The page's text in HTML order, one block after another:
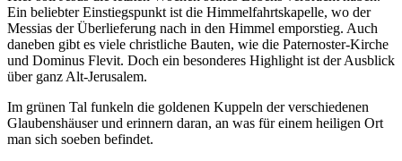
Ein beliebter Einstiegspunkt ist die Himmelfahrtskapelle, wo der
Messias der Überlieferung nach in den Himmel emporstieg. Auch
daneben gibt es viele christliche Bauten, wie die Paternoster-Kirche
und Dominus Flevit. Doch ein besonderes Highlight ist der Ausblick
über ganz Alt-Jerusalem.
Im grünen Tal funkeln die goldenen Kuppeln der verschiedenen
Glaubenshäuser und erinnern daran, an was für einem heiligen Ort
man sich soeben befindet.